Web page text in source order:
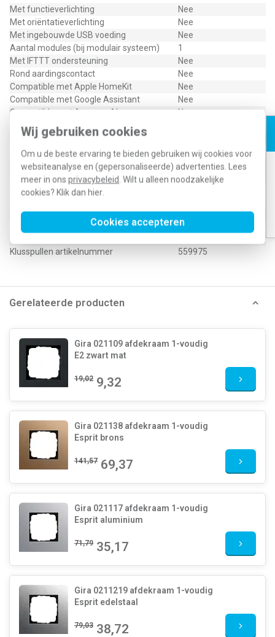
Wij gebruiken cookies
Om u de beste ervaring te bieden gebruiken wij cookies voor
websiteanalyse en (gepersonaliseerde) advertenties. Lees
meer in ons privacybeleid. Wilt u alleen noodzakelijke
cookies? Klik dan hier.
Cookies accepteren
Met functieverlichting
Nee
Met oriëntatieverlichting
Nee
Met ingebouwde USB voeding
Nee
Aantal modules (bij modulair systeem)
1
Met IFTTT ondersteuning
Nee
Rond aardingscontact
Nee
Compatible met Apple HomeKit
Nee
Compatible met Google Assistant
Nee
Compatible met Amazon Alexa
Nee
Metallic
Aardcontact
Antibacteriële behandeling
Nee
Voor zware omstandigheden (conform
VDE)
Nee
In overeenstemming met UK Building
4466005
Klusspullen artikelnummer
559975
Gerelateerde producten
Gira 021109 afdekraam 1-voudig
E2 zwart mat
19,02 9,32
Gira 021138 afdekraam 1-voudig
Esprit brons
141,57 69,37
Gira 021117 afdekraam 1-voudig
Esprit aluminium
71,79 35,17
Gira 0211219 afdekraam 1-voudig
Esprit edelstaal
79,03 38,72